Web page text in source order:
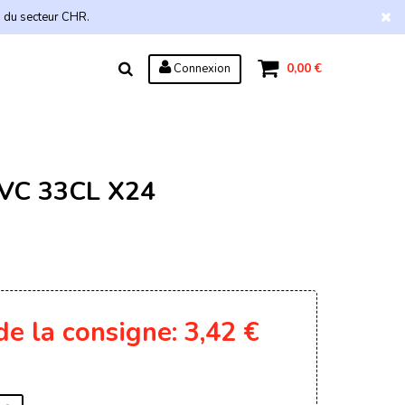
secteur CHR.
0,00 €
Connexion
33CL X24
la consigne: 3,42 €